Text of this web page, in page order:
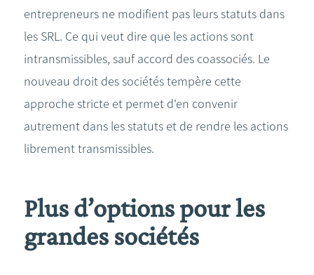
entrepreneurs ne modifient pas leurs statuts dans
les SRL. Ce qui veut dire que les actions sont
intransmissibles, sauf accord des coassociés. Le
nouveau droit des sociétés tempère cette
approche stricte et permet d'en convenir
autrement dans les statuts et de rendre les actions
librement transmissibles.
Plus d’options pour les
grandes sociétés